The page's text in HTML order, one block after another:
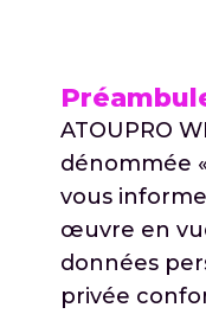
ATOUPRO
dénommée
vous
œuvre en
données
privée